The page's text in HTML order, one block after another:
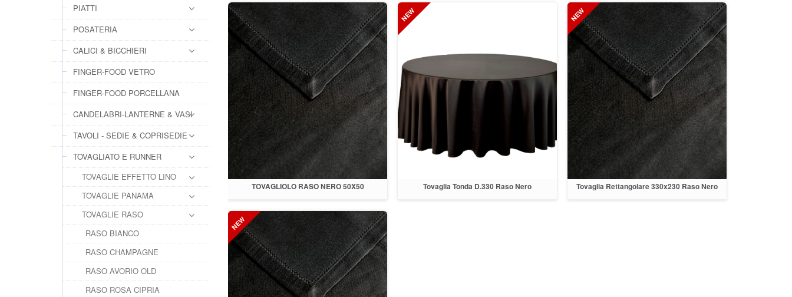
PIATTI
POSATERIA
CALICI & BICCHIERI
FINGER-FOOD VETRO
FINGER-FOOD PORCELLANA
CANDELABRI-LANTERNE & VASI
TAVOLI - SEDIE & COPRISEDIE
TOVAGLIATO E RUNNER
TOVAGLIE EFFETTO LINO
TOVAGLIE PANAMA
TOVAGLIE RASO
RASO BIANCO
RASO CHAMPAGNE
RASO AVORIO OLD
RASO ROSA CIPRIA
TOVAGLIOLO RASO NERO 50X50 Tovaglia Tonda D.330 Raso Nero Tovaglia Rettangolare 330x230 Raso Nero